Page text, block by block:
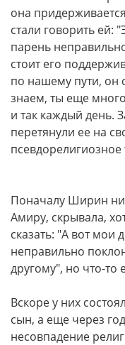
она
стали говорить ей:
парень
стоит его
по нашему пути,
знаем, ты еще
и так каждый день.
перетянули ее на
псевдорелигиозное
Поначалу Ширин
Амиру, скрывала,
сказать: "А вот мои
неправильно
другому", но что-то
Вскоре у них
сын, а еще через
несовпадение